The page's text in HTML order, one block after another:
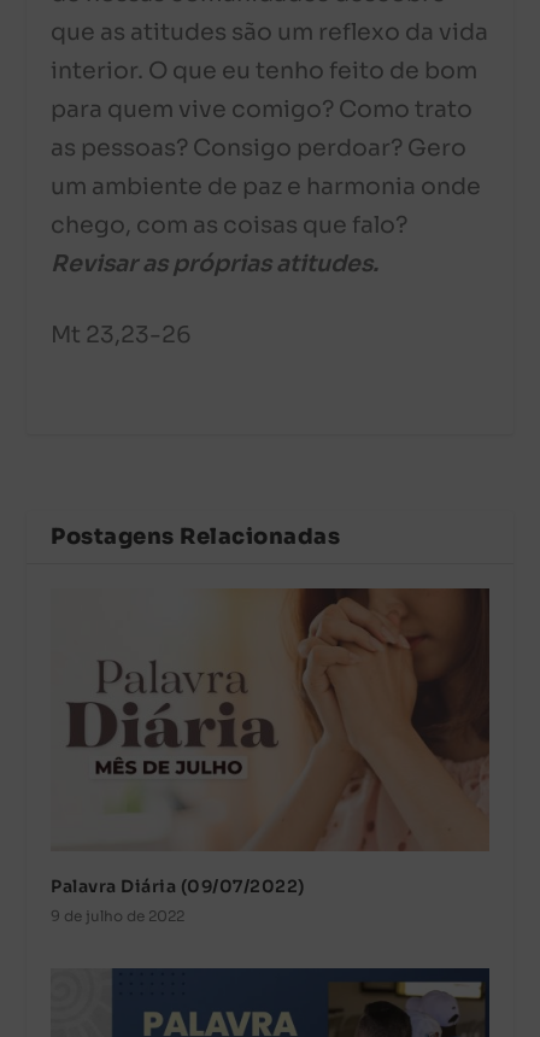
que as atitudes são um reflexo da vida
interior. O que eu tenho feito de bom
para quem vive comigo? Como trato
as pessoas? Consigo perdoar? Gero
um ambiente de paz e harmonia onde
chego, com as coisas que falo?
Revisar as próprias atitudes.
Mt 23,23-26
Postagens Relacionadas
Palavra Diária (09/07/2022)
9 de julho de 2022